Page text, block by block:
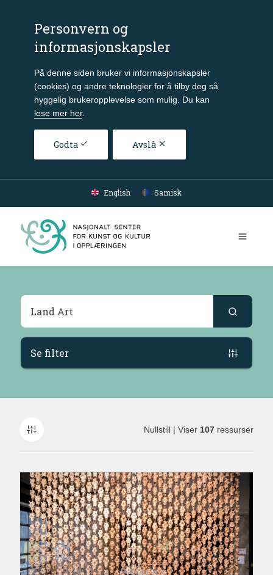
Personvern og
informasjonskapsler
På denne siden bruker vi informasjonskapsler
(cookies) og andre teknologier for å tilby deg så
hyggelig brukeropplevelse som mulig. Du kan
lese mer her.
Godta Avslå
Gå til hovedinnhold
English Samisk
Søkeresultater
Se filter
Nullstill | Viser 107 ressurser